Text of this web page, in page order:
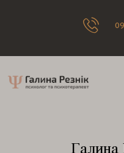
Галина